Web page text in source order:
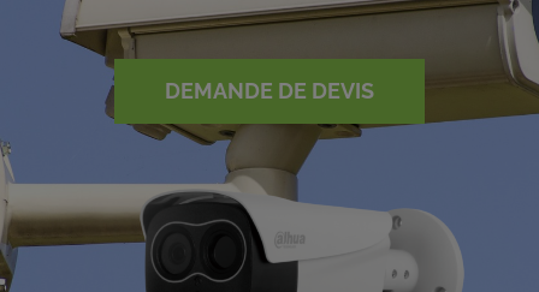
DEMANDE DE DEVIS